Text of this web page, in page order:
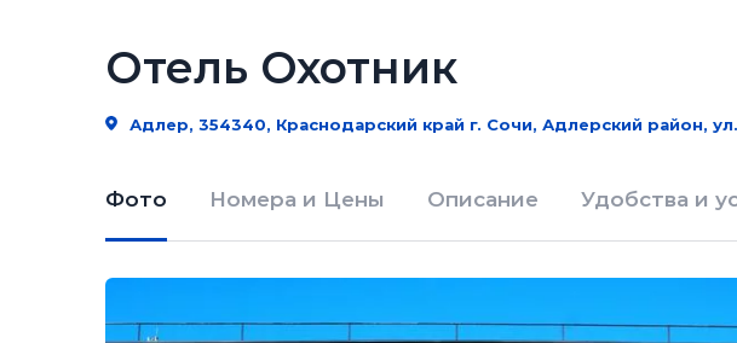
Отель Охотник
Адлер, 354340, Краснодарский край г. Сочи, Адлерский район,
Фото Номера и Цены Описание Удобства и